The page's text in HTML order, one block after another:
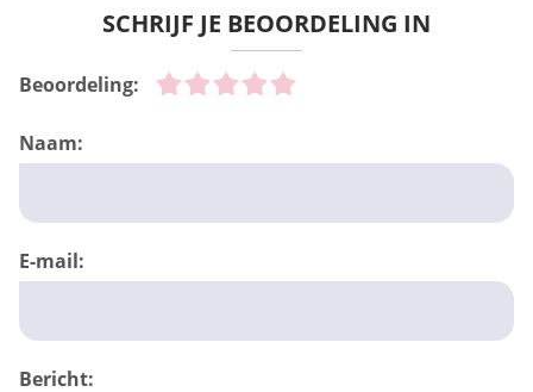
SCHRIJF JE BEOORDELING IN
Beoordeling:
Naam:
E-mail:
Bericht: